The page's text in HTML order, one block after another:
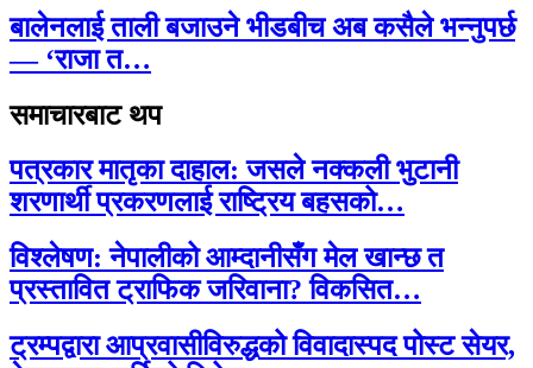
बालेनलाई ताली बजाउने भीडबीच अब कसैले भन्नुपर्छ
— ‘राजा त…
समाचारबाट थप
पत्रकार मातृका दाहाल: जसले नक्कली भुटानी
शरणार्थी प्रकरणलाई राष्ट्रिय बहसको…
विश्लेषण: नेपालीको आम्दानीसँग मेल खान्छ त
प्रस्तावित ट्राफिक जरिवाना? विकसित…
ट्रम्पद्वारा आप्रवासीविरुद्धको विवादास्पद पोस्ट सेयर,